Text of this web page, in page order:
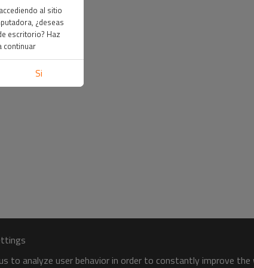
to analyze user behavior in order to constantly improve
al sitio
¿deseas
escritorio? Haz
continuar
Si